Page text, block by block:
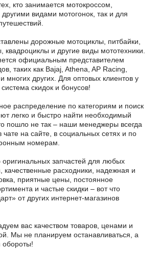
кто занимается мотокроссом,
видами мотогонок, так и для
дорожные мотоциклы, питбайки,
квадроциклы и другие виды мототехники.
официальным представителем
таких как Bajaj, Athena, AP Racing,
многих других. Для оптовых клиентов у
скидок и бонусов!
распределение по категориям и поиск
легко и быстро найти необходимый
пошло не так – наши менеджеры всегда
чате на сайте, в социальных сетях и по
номерам.
запчастей для любых
качественные расходники, надежная и
приятные цены, постоянное
и частые скидки – вот что
от других интернет-магазинов
вас качеством товаров, ценами и
Мы не планируем останавливаться, а
обороты!